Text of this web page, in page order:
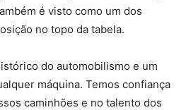
é visto como um dos
no topo da tabela.
do automobilismo e um
máquina. Temos confiança
caminhões e no talento dos